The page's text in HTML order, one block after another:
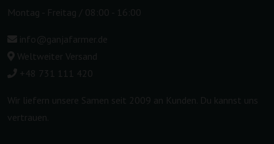
Montag - Freitag / 08:00 - 16:00
info@ganjafarmer.de
Weltweiter Versand
+48 731 111 420
Wir liefern unsere Samen seit 2009 an Kunden. Du kannst uns
vertrauen.